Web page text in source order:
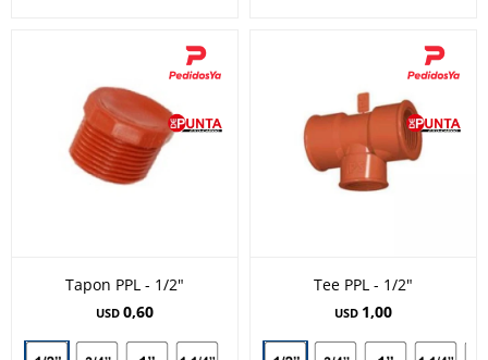
Tapon PPL - 1/2"
USD 0,60
Tee PPL - 1/2"
USD 1,00